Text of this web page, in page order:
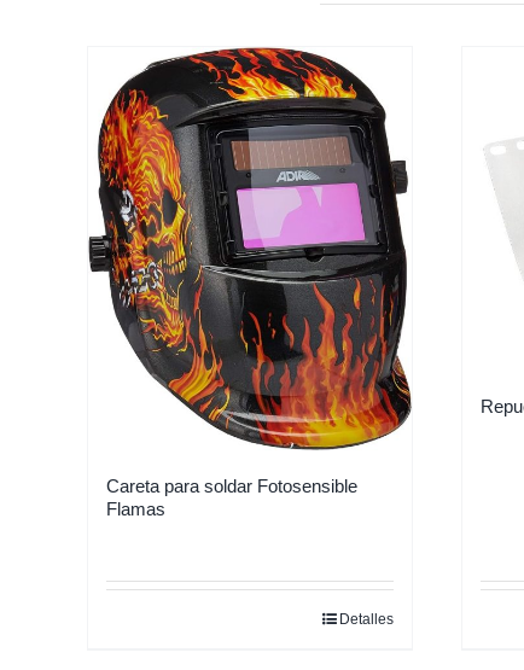
Careta para soldar Fotosensible
Flamas
Detalles